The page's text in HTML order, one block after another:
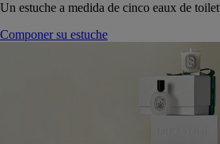
Un estuche a medida de cinco eaux de
Componer su estuche